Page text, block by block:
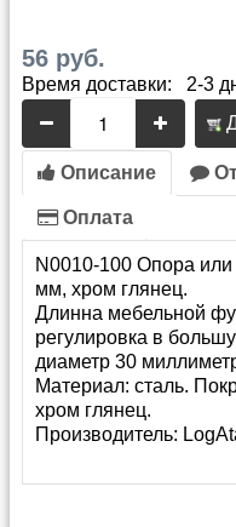
56 руб.
Время доставки: 2-3
Описание
Оплата
N0010-100 Опора
мм, хром глянец.
Длинна мебельной
регулировка в
диаметр 30
Материал: сталь.
хром глянец.
Производитель: